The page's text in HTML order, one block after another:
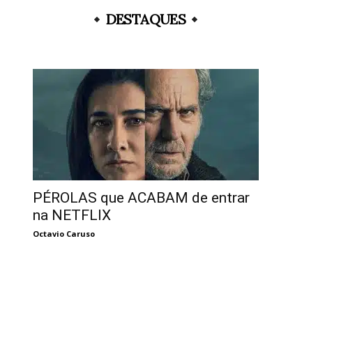
DESTAQUES
PÉROLAS que ACABAM de entrar
na NETFLIX
Octavio Caruso